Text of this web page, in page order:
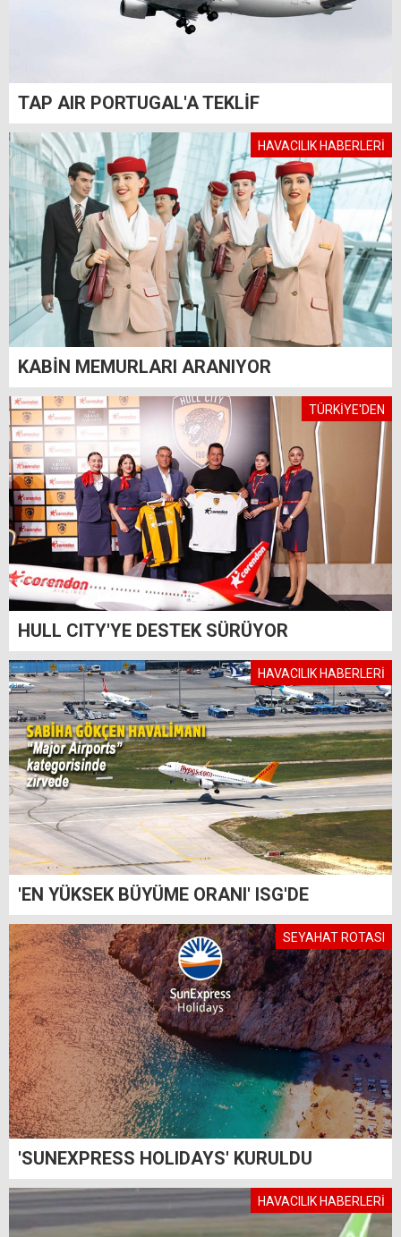
TAP AIR PORTUGAL'A TEKLİF
HAVACILIK HABERLERİ
KABİN MEMURLARI ARANIYOR
TÜRKİYE'DEN
HULL CITY'YE DESTEK SÜRÜYOR
HAVACILIK HABERLERİ
'EN YÜKSEK BÜYÜME ORANI' ISG'DE
SEYAHAT ROTASI
'SUNEXPRESS HOLIDAYS' KURULDU
HAVACILIK HABERLERİ